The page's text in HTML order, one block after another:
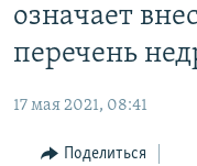
содержанию
главной
Вернутся
ТАДЖИКИСТАН
КЫРГЫЗЧА
означает
перечень
17 мая 2021, 08:41
Поделиться